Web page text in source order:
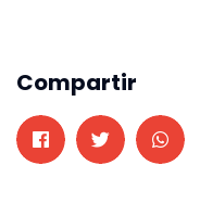
Compartir